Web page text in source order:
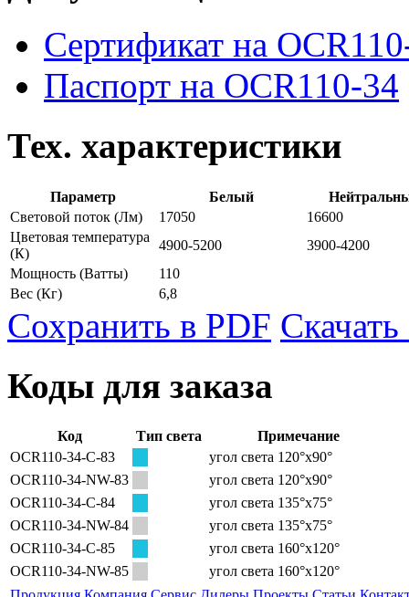
Сертификат на
Паспорт на OCR110-34
Тех. характеристики
Параметр Белый
Световой поток (Лм) 17050
16600
Цветовая температура
(К)
4900-5200
3900-4200
Мощность (Ватты)
110
Вес (Кг) 6,8
Сохранить в PDF
Коды для заказа
Код Тип света
Примечание
OCR110-34-C-83
угол света 120°х90°
OCR110-34-NW-83
угол света 120°х90°
OCR110-34-C-84
угол света 135°х75°
OCR110-34-NW-84
угол света 135°х75°
OCR110-34-C-85
угол света 160°х120°
OCR110-34-NW-85
угол света 160°х120°